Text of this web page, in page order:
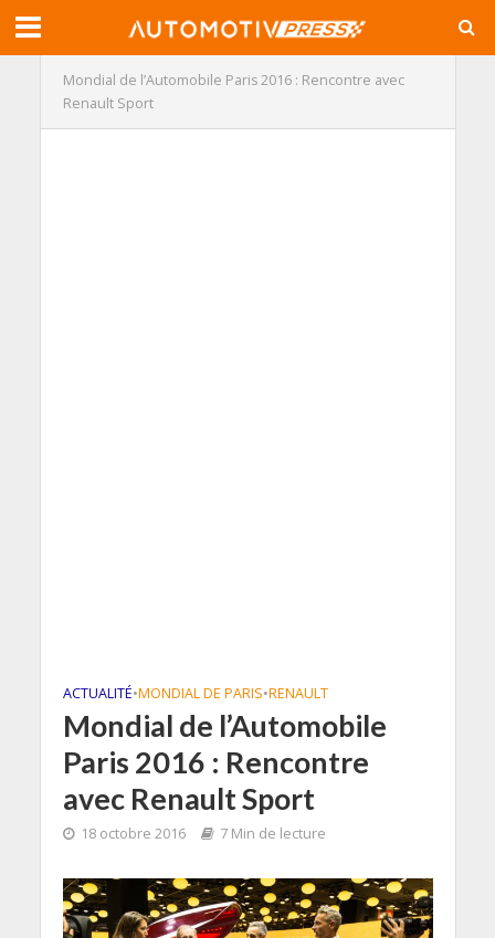
Mondial de l’Automobile Paris 2016 : Rencontre avec
Renault Sport
ACTUALITÉ•MONDIAL DE PARIS•RENAULT
Mondial de l’Automobile
Paris 2016 : Rencontre
avec Renault Sport
18 octobre 2016 7 Min de lecture